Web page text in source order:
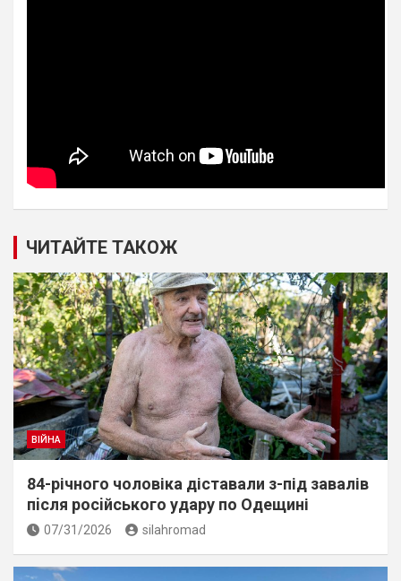
ЧИТАЙТЕ ТАКОЖ
ВІЙНА
84-річного чоловіка діставали з-під завалів
пiсля росiйського удару по Одещині
07/31/2026 silahromad